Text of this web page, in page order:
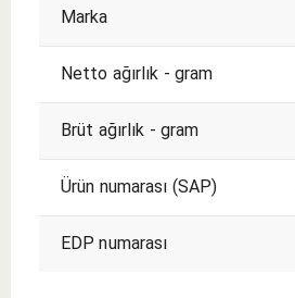
Marka
Netto ağırlık - gram
Brüt ağırlık - gram
Ürün numarası (SAP)
EDP numarası